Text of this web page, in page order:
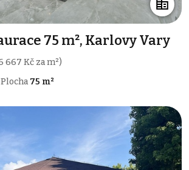
75 m², Karlovy Vary
667 Kč za m²)
Plocha 75 m²